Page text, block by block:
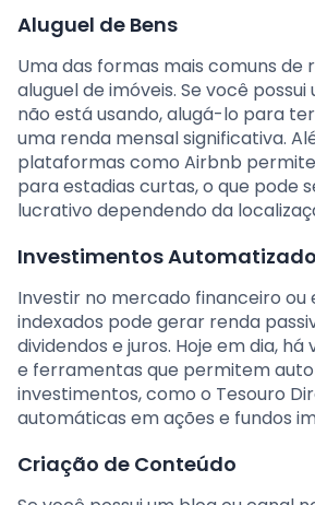
Aluguel de Bens
Uma das formas mais comuns de
aluguel de imóveis. Se você possui
não está usando, alugá-lo para
uma renda mensal significativa.
plataformas como Airbnb
para estadias curtas, o que pode
lucrativo dependendo da
Investimentos
Investir no mercado financeiro ou
indexados pode gerar renda
dividendos e juros. Hoje em dia,
e ferramentas que permitem
investimentos, como o Tesouro
automáticas em ações e fundos
Criação de Conteúdo